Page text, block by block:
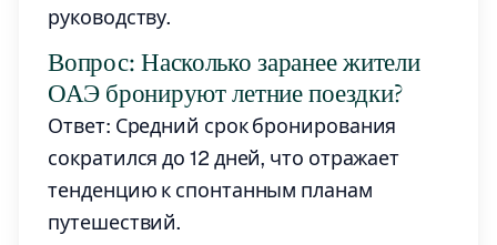
руководству.
Вопрос: Насколько заранее жители
ОАЭ бронируют летние поездки?
Ответ: Средний срок бронирования
сократился до 12 дней, что отражает
тенденцию к спонтанным планам
путешествий.